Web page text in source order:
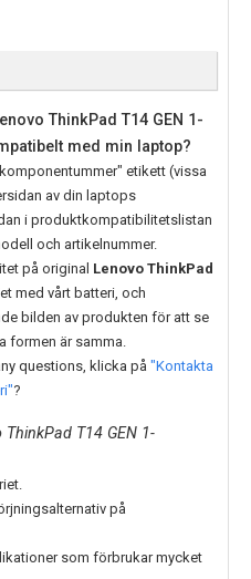
ThinkPad T14 GEN 1-
med min laptop?
etikett (vissa
av din laptops
i produktkompatibilitetslistan
och artikelnummer.
på original Lenovo ThinkPad
med vårt batteri, och
bilden av produkten för att se
formen är samma.
questions, klicka på "Kontakta
?
ThinkPad T14 GEN 1-
på
som förbrukar mycket